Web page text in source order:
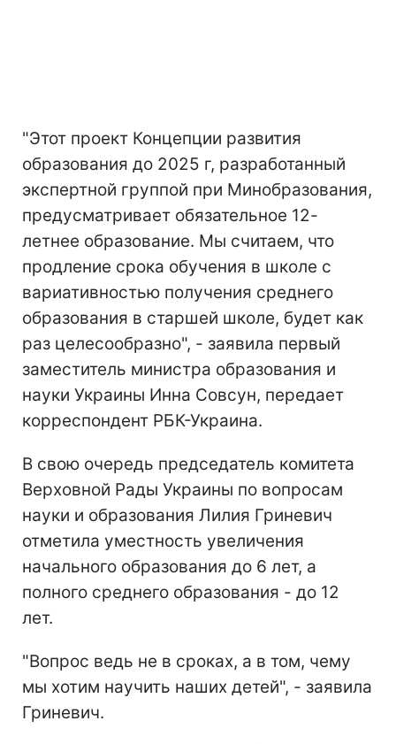
"Этот проект Концепции развития
образования до 2025 г, разработанный
экспертной группой при Минобразования,
предусматривает обязательное 12-
летнее образование. Мы считаем, что
продление срока обучения в школе с
вариативностью получения среднего
образования в старшей школе, будет как
раз целесообразно", - заявила первый
заместитель министра образования и
науки Украины Инна Совсун, передает
корреспондент РБК-Украина.
В свою очередь председатель комитета
Верховной Рады Украины по вопросам
науки и образования Лилия Гриневич
отметила уместность увеличения
начального образования до 6 лет, а
полного среднего образования - до 12
лет.
"Вопрос ведь не в сроках, а в том, чему
мы хотим научить наших детей", - заявила
Гриневич.